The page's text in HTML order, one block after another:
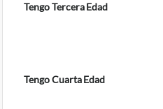
Tengo Tercera Edad
Tengo Cuarta Edad